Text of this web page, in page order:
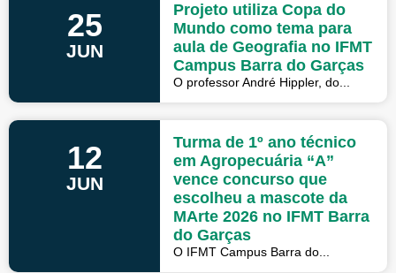
25
JUN
Projeto utiliza Copa do
Mundo como tema para
aula de Geografia no IFMT
Campus Barra do Garças
O professor André Hippler, do...
12
JUN
Turma de 1º ano técnico
em Agropecuária “A”
vence concurso que
escolheu a mascote da
MArte 2026 no IFMT Barra
do Garças
O IFMT Campus Barra do...